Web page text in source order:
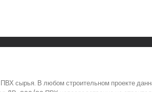
сырья. В любом строительном проекте